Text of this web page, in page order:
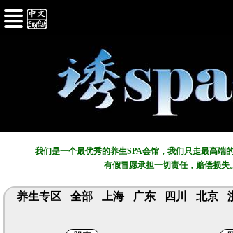
我们是一个最优秀的养生SPA会馆，我们只走最高端
有假冒愿承担一切责任，赔偿损
养生专区 全部 上海 广东 四川 北京